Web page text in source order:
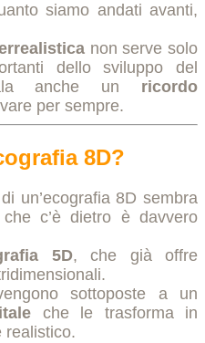
siamo andati avanti,
non serve solo
dello sviluppo del
anche un ricordo
per sempre.
8D?
un’ecografia 8D sembra
c’è dietro è davvero
5D, che già offre
sottoposte a un
che le trasforma in
realistico.